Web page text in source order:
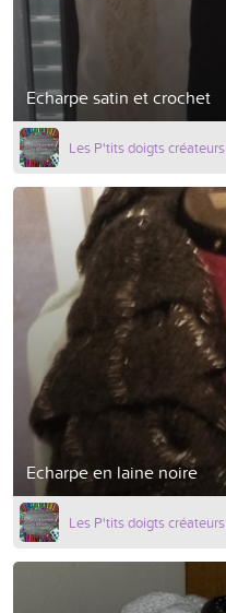
Echarpe satin et crochet
Les P'tits doigts créateurs
Echarpe en laine noire
Les P'tits doigts créateurs